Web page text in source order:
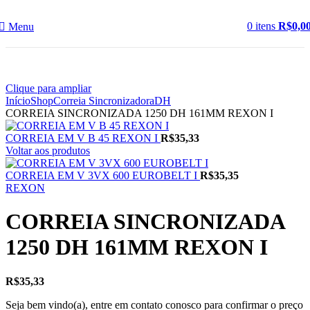
Menu 0 itens R$
Clique para ampliar
InícioShopCorreia SincronizadoraDH
CORREIA SINCRONIZADA 1250 DH 161MM REXON I
CORREIA EM V B 45 REXON I R$35,33
Voltar aos produtos
CORREIA EM V 3VX 600 EUROBELT I R$35,35
REXON
CORREIA SINCRONIZADA
1250 DH 161MM REXON I
R$35,33
Seja bem vindo(a), entre em contato conosco para confirmar o preço